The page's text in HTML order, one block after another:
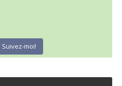
Suivez-moi!